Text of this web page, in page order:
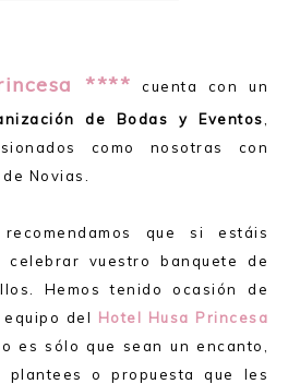
**** cuenta con un
de Bodas y Eventos
como nosotras con
Novias.
que si estáis
celebrar vuestro banquete de
Hemos tenido ocasión de
del Hotel Husa Princesa
es sólo que sean un encanto,
o propuesta que les